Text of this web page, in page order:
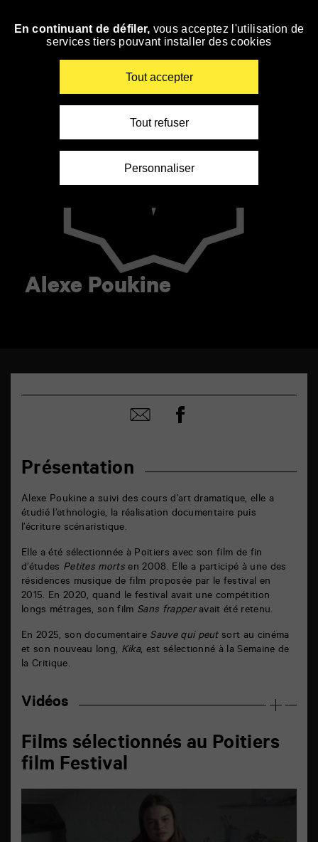
Accéder
Alexe Poukine
Poitiers
Présentation
Alexe Poukine a suivi des cours d’art dramatique, elle a
étudié l’ethnologie, la réalisation documentaire puis
l’écriture scénaristique.
Elle a été sélectionnée à Poitiers avec son film de fin
d’études Petites morts en 2008. Elle a participé à une des
résidences musique de film proposée par le festival en
2015. En 2020, quand le festival avait une compétition
longs métrages, son film Sans frapperavait été retenu.
En 2025, son documentaire Sauve qui peutsort au cinéma
et son nouveau long, Kika, est sélectionné à la Semaine de
la Critique.
Vidéos
Films sélectionnés au Poitiers
film Festival
Partager
par
Partager
sur
En continuant de défiler, vous acceptez l'utilisation de
services tiers pouvant installer des cookies
Tout accepter
Tout refuser
Personnaliser